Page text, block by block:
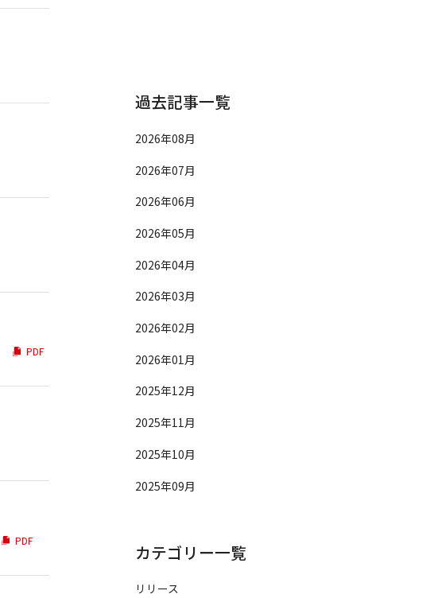
PDF
PDF
過去記事一覧
2026年08月
2026年07月
2026年06月
2026年05月
2026年04月
2026年03月
2026年02月
2026年01月
2025年12月
2025年11月
2025年10月
2025年09月
カテゴリー一覧
リリース